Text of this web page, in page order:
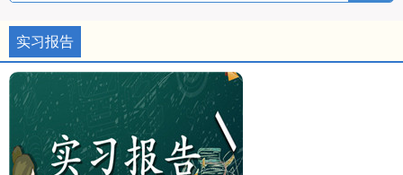
实习报告